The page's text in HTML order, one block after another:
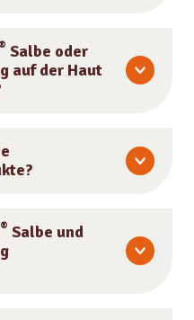
® Salbe oder
auf der Haut
® Salbe und